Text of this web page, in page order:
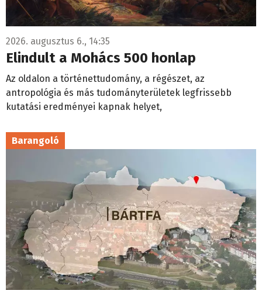
2026. augusztus 6., 14:35
Elindult a Mohács 500 honlap
Az oldalon a történettudomány, a régészet, az
antropológia és más tudományterületek legfrissebb
kutatási eredményei kapnak helyet,
Barangoló